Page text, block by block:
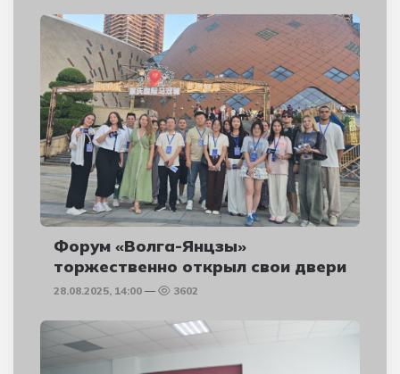
Форум «Волга-Янцзы»
торжественно открыл свои двери
28.08.2025, 14:00 3602